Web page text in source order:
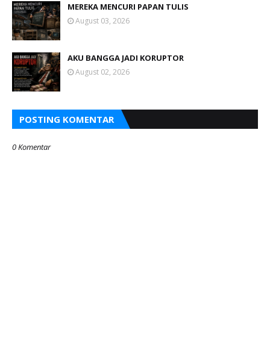
MEREKA MENCURI PAPAN TULIS
August 03, 2026
AKU BANGGA JADI KORUPTOR
August 02, 2026
POSTING KOMENTAR
0 Komentar